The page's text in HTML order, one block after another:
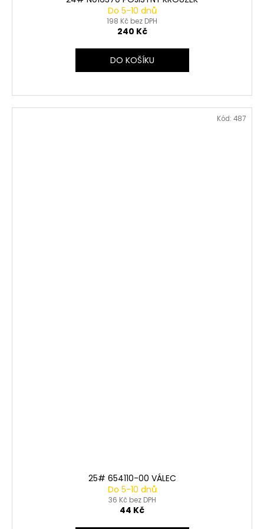
Do 5-10 dnů
198 Kč bez DPH
240 Kč
DO KOŠÍKU
25# 654110-00 VÁLEC
Do 5-10 dnů
36 Kč bez DPH
44 Kč
Kód: 487